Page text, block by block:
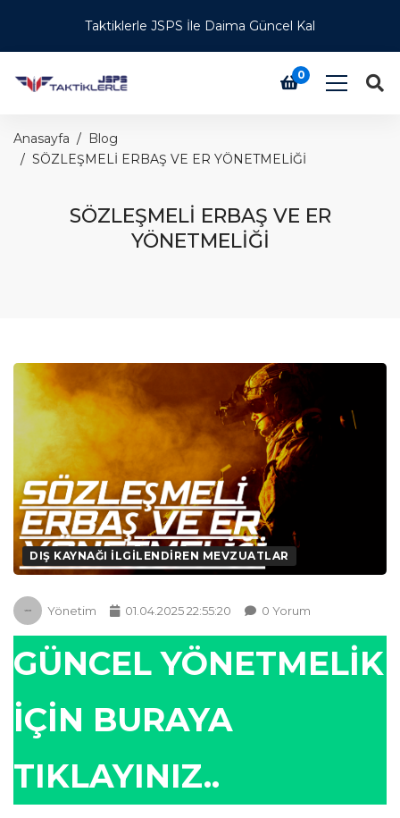
Taktiklerle JSPS İle Daima Güncel Kal
0
Anasayfa
Blog
SÖZLEŞMELİ ERBAŞ VE ER YÖNETMELİĞİ
SÖZLEŞMELİ ERBAŞ VE ER
YÖNETMELİĞİ
DIŞ KAYNAĞI İLGİLENDİREN MEVZUATLAR
Yönetim 01.04.2025 22:55:20 0 Yorum
GÜNCEL YÖNETMELİK
İÇİN BURAYA
TIKLAYINIZ..